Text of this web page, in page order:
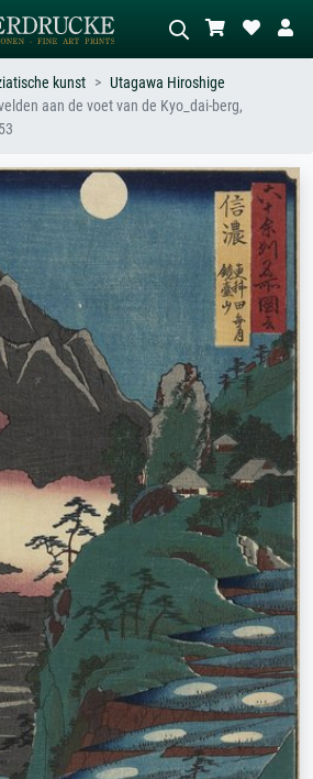
weide, abstract met veel rood, donker
olieverfschilderij, staand naakt naast
een boom.
kunst
Utagawa Hiroshige
aan de voet van de Kyo_dai-berg,